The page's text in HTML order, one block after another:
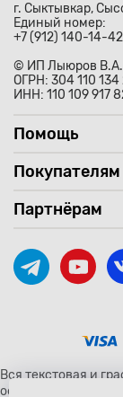
г. Сыктывкар,
Единый номер:
+7 (912) 140-14-42
© ИП Лыюров
ОГРН: 304 110 134
ИНН: 110 109 917
Помощь
Покупателям
Партнёрам
Вся текстовая и
оформление